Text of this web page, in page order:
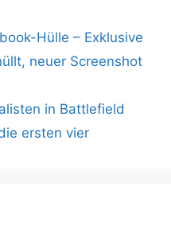
Hülle – Exklusive
neuer Screenshot
in Battlefield
ersten vier